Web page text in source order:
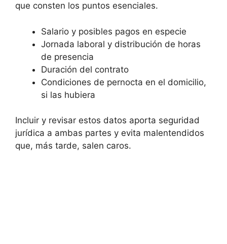
que consten los puntos esenciales.
Salario y posibles pagos en especie
Jornada laboral y distribución de horas
de presencia
Duración del contrato
Condiciones de pernocta en el domicilio,
si las hubiera
Incluir y revisar estos datos aporta seguridad
jurídica a ambas partes y evita malentendidos
que, más tarde, salen caros.